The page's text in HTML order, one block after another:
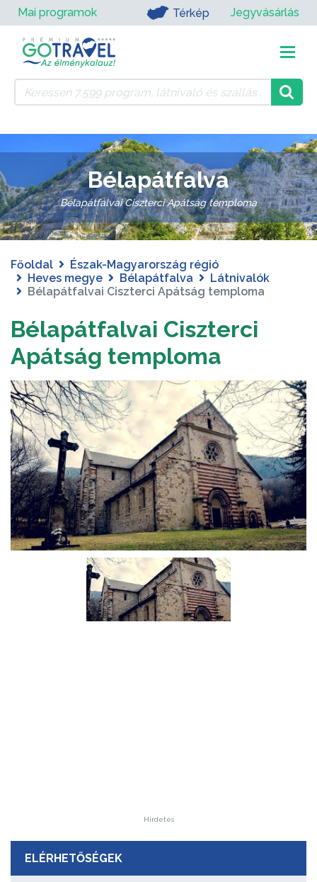
Mai programok Térkép Jegyvásárlás
Bélapátfalva
Bélapátfalvai Ciszterci Apátság temploma
Főoldal
Észak-Magyarország régió
Heves megye
Bélapátfalva
Látnivalók
Bélapátfalvai Ciszterci Apátság temploma
Bélapátfalvai Ciszterci
Apátság temploma
Hirdetés
ELÉRHETŐSÉGEK